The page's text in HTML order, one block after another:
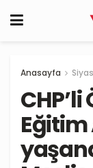
Anasayfa